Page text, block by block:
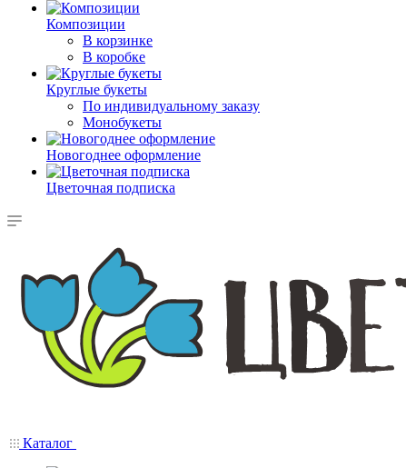
Композиции
В корзинке
В коробке
Круглые букеты
По индивидуальному заказу
Монобукеты
Новогоднее оформление
Цветочная подписка
Каталог